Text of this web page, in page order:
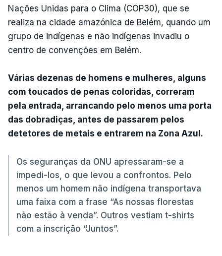
Nações Unidas para o Clima (COP30), que se
realiza na cidade amazónica de Belém, quando um
grupo de indígenas e não indígenas invadiu o
centro de convenções em Belém.
Várias dezenas de homens e mulheres, alguns
com toucados de penas coloridas, correram
pela entrada, arrancando pelo menos uma porta
das dobradiças, antes de passarem pelos
detetores de metais e entrarem na Zona Azul.
Os seguranças da ONU apressaram-se a
impedi-los, o que levou a confrontos. Pelo
menos um homem não indígena transportava
uma faixa com a frase “As nossas florestas
não estão à venda”. Outros vestiam t-shirts
com a inscrição “Juntos”.